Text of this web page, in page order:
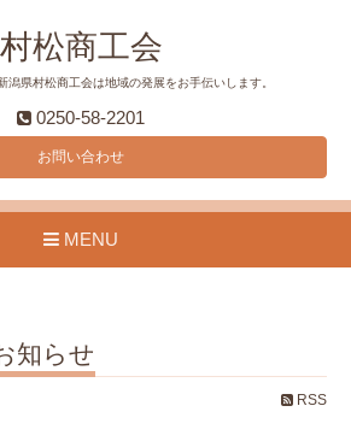
村松商工会
潟県村松商工会は地域の発展をお手伝いします。
0250-58-2201
お問い合わせ
MENU
知らせ
RSS